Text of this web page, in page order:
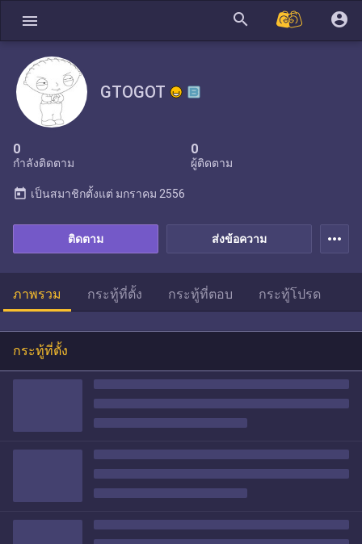
menu search account_circle
GTOGOT
0
กำลังติดตาม
0
ผู้ติดตาม
ส่งข้อความ
ติดตาม
today เป็นสมาชิกตั้งแต่ มกราคม 2556
more_horiz
ภาพรวม กระทู้ที่ตั้ง กระทู้ที่ตอบ กระทู้โปรด
กระทู้ที่ตั้ง